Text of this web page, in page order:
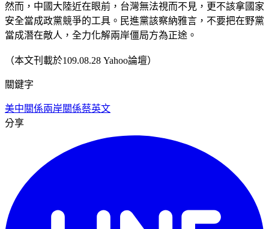
然而，中國大陸近在眼前，台灣無法視而不見，更不該拿國家
安全當成政黨競爭的工具。民進黨該察納雅言，不要把在野黨
當成潛在敵人，全力化解兩岸僵局方為正途。
（本文刊載於109.08.28 Yahoo論壇）
關鍵字
美中關係兩岸關係蔡英文
分享